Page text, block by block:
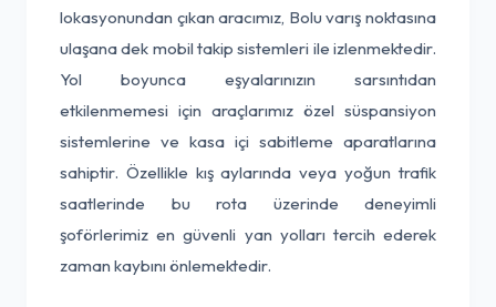
lokasyonundan çıkan aracımız, Bolu varış noktasına
ulaşana dek mobil takip sistemleri ile izlenmektedir.
Yol boyunca eşyalarınızın sarsıntıdan
etkilenmemesi için araçlarımız özel süspansiyon
sistemlerine ve kasa içi sabitleme aparatlarına
sahiptir. Özellikle kış aylarında veya yoğun trafik
saatlerinde bu rota üzerinde deneyimli
şoförlerimiz en güvenli yan yolları tercih ederek
zaman kaybını önlemektedir.